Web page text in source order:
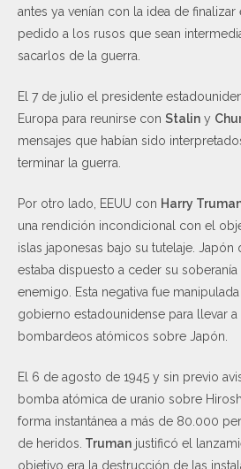
antes ya venían con la idea de
pedido a los rusos que sean
sacarlos de la guerra.
El 7 de julio el presidente
Europa para reunirse con Stalin y
mensajes que habían sido
terminar la guerra.
Por otro lado, EEUU con Harry
una rendición incondicional con el
islas japonesas bajo su tutelaje.
estaba dispuesto a ceder su
enemigo. Esta negativa fue
gobierno estadounidense para llevar
bombardeos atómicos sobre Japón.
El 6 de agosto de 1945 y sin previo
bomba atómica de uranio sobre
forma instantánea a más de 80.000
de heridos. Truman justificó el
objetivo era la destrucción de las